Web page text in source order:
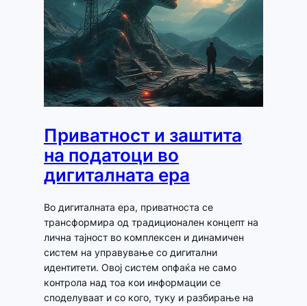
Приватност и заштита
на податоци во
дигиталната ера
Во дигиталната ера, приватноста се
трансформира од традиционален концепт на
лична тајност во комплексен и динамичен
систем на управување со дигитални
идентитети. Овој систем опфаќа не само
контрола над тоа кои информации се
споделуваат и со кого, туку и разбирање на